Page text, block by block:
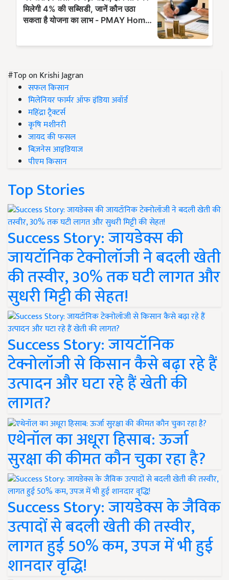
#Top on Krishi Jagran
सफल किसान
मिलेनियर फार्मर ऑफ इंडिया अवॉर्ड
महिंद्रा ट्रैक्टर्स
कृषि मशीनरी
जायद की फसल
बिज़नेस आइडियाज
पीएम किसान
Top Stories
Success Story: जायडेक्स की
जायटॉनिक टेक्नोलॉजी ने बदली खेती
की तस्वीर, 30% तक घटी लागत और
सुधरी मिट्टी की सेहत!
Success Story: जायटॉनिक
टेक्नोलॉजी से किसान कैसे बढ़ा रहे हैं
उत्पादन और घटा रहे हैं खेती की
लागत?
एथेनॉल का अधूरा हिसाब: ऊर्जा
सुरक्षा की कीमत कौन चुका रहा है?
Success Story: जायडेक्स के जैविक
उत्पादों से बदली खेती की तस्वीर,
लागत हुई 50% कम, उपज में भी हुई
शानदार वृद्धि!